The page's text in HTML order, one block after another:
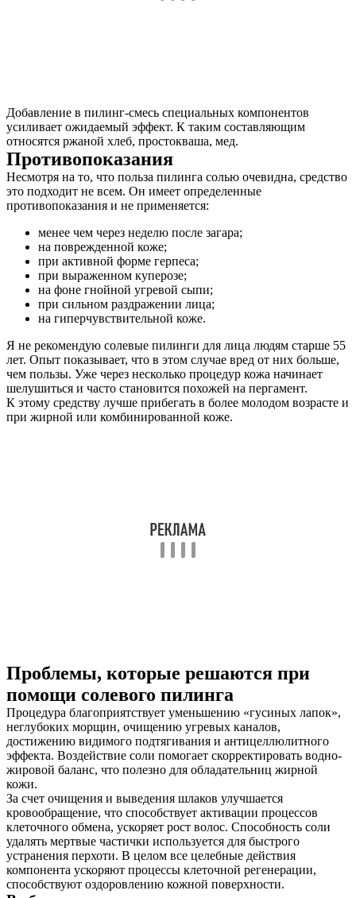
Добавление в пилинг-смесь специальных компонентов
усиливает ожидаемый эффект. К таким составляющим
относятся ржаной хлеб, простокваша, мед.
Противопоказания
Несмотря на то, что польза пилинга солью очевидна, средство
это подходит не всем. Он имеет определенные
противопоказания и не применяется:
менее чем через неделю после загара;
на поврежденной коже;
при активной форме герпеса;
при выраженном куперозе;
на фоне гнойной угревой сыпи;
при сильном раздражении лица;
на гиперчувствительной коже.
Я не рекомендую солевые пилинги для лица людям старше 55
лет. Опыт показывает, что в этом случае вред от них больше,
чем пользы. Уже через несколько процедур кожа начинает
шелушиться и часто становится похожей на пергамент.
К этому средству лучше прибегать в более молодом возрасте и
при жирной или комбинированной коже.
Проблемы, которые решаются при
помощи солевого пилинга
Процедура благоприятствует уменьшению «гусиных лапок»,
неглубоких морщин, очищению угревых каналов,
достижению видимого подтягивания и антицеллюлитного
эффекта. Воздействие соли помогает скорректировать водно-
жировой баланс, что полезно для обладательниц жирной
кожи.
За счет очищения и выведения шлаков улучшается
кровообращение, что способствует активации процессов
клеточного обмена, ускоряет рост волос. Способность соли
удалять мертвые частички используется для быстрого
устранения перхоти. В целом все целебные действия
компонента ускоряют процессы клеточной регенерации,
способствуют оздоровлению кожной поверхности.